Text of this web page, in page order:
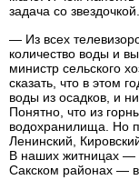
задача со звездочкой.
— Из всех
количество воды и
министр сельского
сказать, что в этом
воды из осадков, и
Понятно, что из
водохранилища. Но
Ленинский,
В наших житницах —
Сакском районах —